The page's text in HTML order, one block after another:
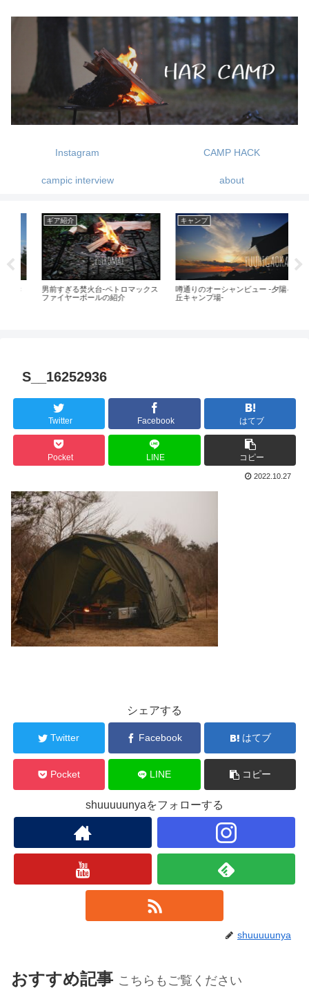
Instagram CAMP HACK
campic interview about
キャンプ
噂通りのオーシャンビュー -夕陽ヶ
丘キャンプ場-
ギア紹介
新しいヘキサゴンテーブルが登
場！これひとつあれば色々なレイ
S__16252936
Twitter Facebook はてブ
Pocket LINE コピー
2022.10.27
シェアする
Twitter Facebook はてブ
Pocket LINE コピー
shuuuuunyaをフォローする
shuuuuunya
おすすめ記事 こちらもご覧ください